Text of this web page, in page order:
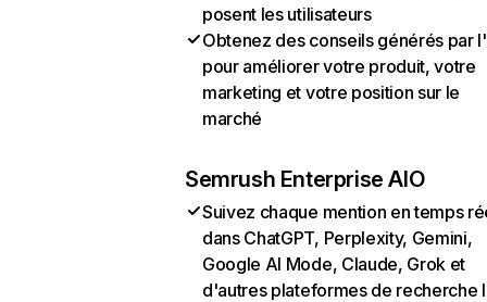
posent les utilisateurs
Obtenez des conseils générés par
pour améliorer votre produit, votre
marketing et votre position sur le
marché
Semrush Enterprise AIO
Suivez chaque mention en temps
dans ChatGPT, Perplexity, Gemini,
Google AI Mode, Claude, Grok et
d'autres plateformes de recherche